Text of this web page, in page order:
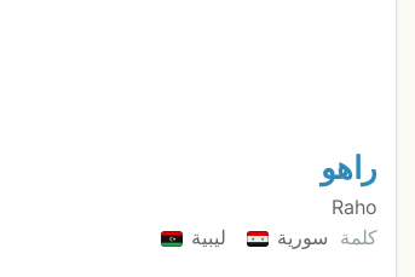
راهو
Raho
كلمة سورية ليبية